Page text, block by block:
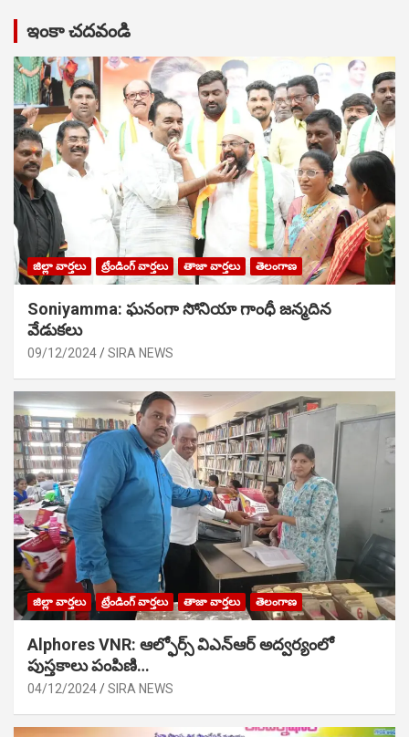
ఇంకా చదవండి
జిల్లా వార్తలు ట్రేండింగ్ వార్తలు తాజా వార్తలు తెలంగాణ
Soniyamma: ఘ‌నంగా సోనియా గాంధీ జ‌న్మ‌దిన
వేడుక‌లు
09/12/2024 SIRA NEWS
జిల్లా వార్తలు ట్రేండింగ్ వార్తలు తాజా వార్తలు తెలంగాణ
Alphores VNR: ఆల్ఫోర్స్ విఎన్ఆర్ అద్వర్యంలో
పుస్తకాలు పంపిణి…
04/12/2024 SIRA NEWS